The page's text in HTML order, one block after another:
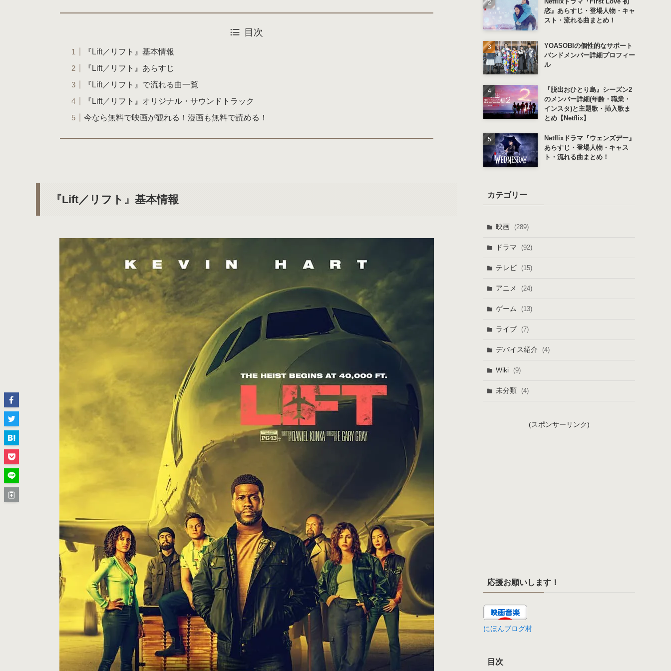
目次
『Lift／リフト』基本情報
『Lift／リフト』あらすじ
『Lift／リフト』で流れる曲一覧
『Lift／リフト』オリジナル・サウンドトラック
今なら無料で映画が観れる！漫画も無料で読める！
『Lift／リフト』基本情報
恋』あらすじ・登場人物・キャ
スト・流れる曲まとめ！
YOASOBIの個性的なサポート
バンドメンバー詳細プロフィー
ル
『脱出おひとり島』シーズン2
のメンバー詳細(年齢・職業・
インスタ)と主題歌・挿入歌ま
とめ【Netflix】
Netflixドラマ『ウェンズデー』
あらすじ・登場人物・キャス
ト・流れる曲まとめ！
カテゴリー
映画 (289)
ドラマ (92)
テレビ (15)
アニメ (24)
ゲーム (13)
ライブ (7)
デバイス紹介 (4)
Wiki (9)
未分類 (4)
(スポンサーリンク)
応援お願いします！
にほんブログ村
目次